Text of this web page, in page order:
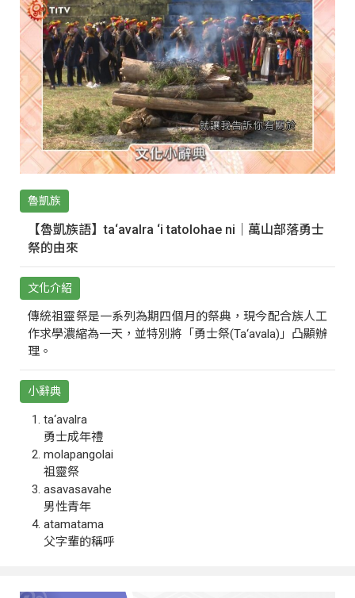
魯凱族
【魯凱族語】ta‘avalra ‘i tatolohae ni｜萬山部落勇士
祭的由來
文化介紹
傳統祖靈祭是一系列為期四個月的祭典，現今配合族人工
作求學濃縮為一天，並特別將「勇士祭(Ta‘avala)」凸顯辦
理。
小辭典
ta‘avalra
勇士成年禮
molapangolai
祖靈祭
asavasavahe
男性青年
atamatama
父字輩的稱呼